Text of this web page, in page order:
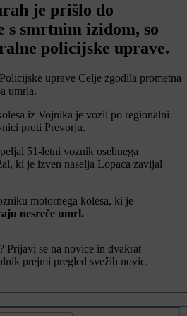
je prišlo do
s smrtnim izidom, so
policijske uprave.
uprave Celje zgodila prometna
umrla.
iz Vojnika je vozil po regionalni
proti Prevorju.
51-letni voznik osebnega
ki je izven naselja Lopaca zavijal
motornega kolesa, ki je
nesreče umrl.
Prijavi se na novice in dvakrat
prejmi pregled svežih novic.